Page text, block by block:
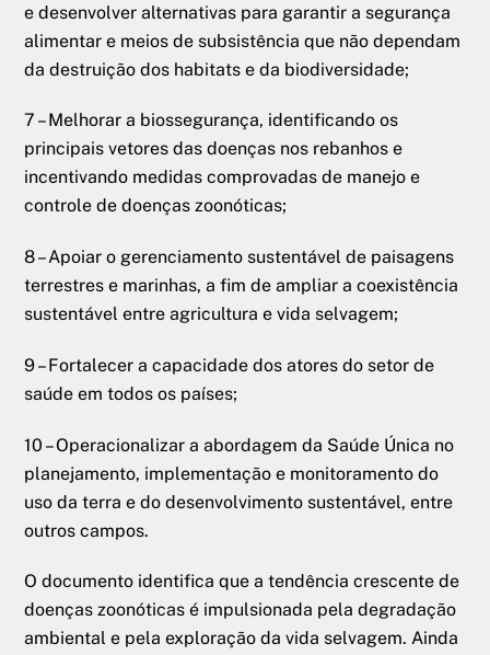
e desenvolver alternativas para garantir a segurança
alimentar e meios de subsistência que não dependam
da destruição dos habitats e da biodiversidade;
7 – Melhorar a biossegurança, identificando os
principais vetores das doenças nos rebanhos e
incentivando medidas comprovadas de manejo e
controle de doenças zoonóticas;
8 – Apoiar o gerenciamento sustentável de paisagens
terrestres e marinhas, a fim de ampliar a coexistência
sustentável entre agricultura e vida selvagem;
9 – Fortalecer a capacidade dos atores do setor de
saúde em todos os países;
10 – Operacionalizar a abordagem da Saúde Única no
planejamento, implementação e monitoramento do
uso da terra e do desenvolvimento sustentável, entre
outros campos.
O documento identifica que a tendência crescente de
doenças zoonóticas é impulsionada pela degradação
ambiental e pela exploração da vida selvagem. Ainda